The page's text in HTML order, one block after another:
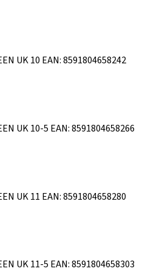
UK 10 EAN:8591804658242
UK 10-5 EAN:8591804658266
UK 11 EAN:8591804658280
UK 11-5 EAN:8591804658303